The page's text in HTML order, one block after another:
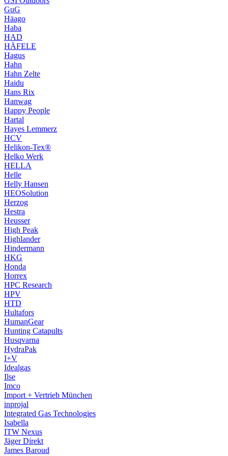
GuG
Häago
Haba
HAD
HÄFELE
Hagus
Hahn
Hahn Zelte
Haidu
Hans Rix
Hanwag
Happy People
Hartal
Hayes Lemmerz
HCV
Helikon-Tex®
Helko Werk
HELLA
Helle
Helly Hansen
HEOSolution
Herzog
Hestra
Heusser
High Peak
Highlander
Hindermann
HKG
Honda
Horrex
HPC Research
HPV
HTD
Hultafors
HumanGear
Hunting Catapults
Husqvarna
HydraPak
I+V
Idealgas
Ilse
Imco
Import + Vertrieb München
inprojal
Integrated Gas Technologies
Isabella
ITW Nexus
Jäger Direkt
James Baroud